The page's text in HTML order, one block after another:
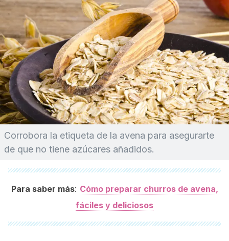
Corrobora la etiqueta de la avena para asegurarte
de que no tiene azúcares añadidos.
Para saber más: Cómo preparar churros de avena,
fáciles y deliciosos